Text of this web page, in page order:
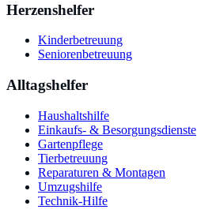
Herzenshelfer
Kinderbetreuung
Seniorenbetreuung
Alltagshelfer
Haushaltshilfe
Einkaufs- & Besorgungsdienste
Gartenpflege
Tierbetreuung
Reparaturen & Montagen
Umzugshilfe
Technik-Hilfe